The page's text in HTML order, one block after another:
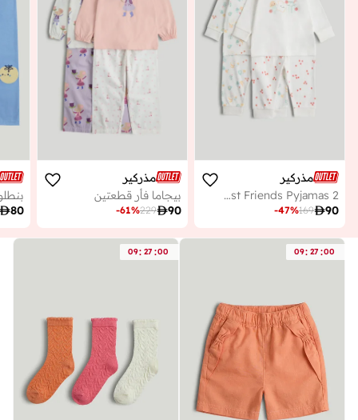
مذركير
2 Pack Breakfast Friends Pyjamas
90
169
-47%
مذركير
بيجاما فأر قطعتين
90
229
-61%
80
09: 27 :00
09: 27 :00